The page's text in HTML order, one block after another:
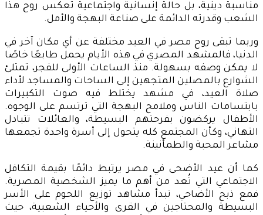
مناسبة دينية، بل حالة إنسانية واجتماعية تعكس روح هذا
الشعب وقدرته الدائمة على صناعة البهجة والأمل.
وربما تبقى روح مصر في العيد مختلفة عن أي مكان آخر في
الدنيا، فالمشهد المصري في هذه الأيام يحمل طابعًا خاصًا
لا يمكن وصفه بسهولة. منذ الساعات الأولى للفجر، تمتلئ
الشوارع بالمصلين المتجهين إلى الساحات والمساجد لأداء
صلاة العيد، في مشهد يختلط فيه صوت التكبيرات
بابتسامات الناس وملامح البهجة التي ترتسم على الوجوه.
الأطفال يركضون بفرحتهم البسيطة، والعائلات تتبادل
التهاني، وكأن المجتمع كله يتحول إلى أسرة واحدة تجمعها
مشاعر المحبة والطمأنينة.
كما أن عيد الأضحى في مصر يرتبط دائمًا بقيمة التكافل
الاجتماعي التي تُعد من أهم ما يميز الشخصية المصرية.
فمع ذبح الأضاحي، تبدأ مشاهد توزيع اللحوم على الأسر
البسيطة والمحتاجين في القرى والأحياء الشعبية، حيث